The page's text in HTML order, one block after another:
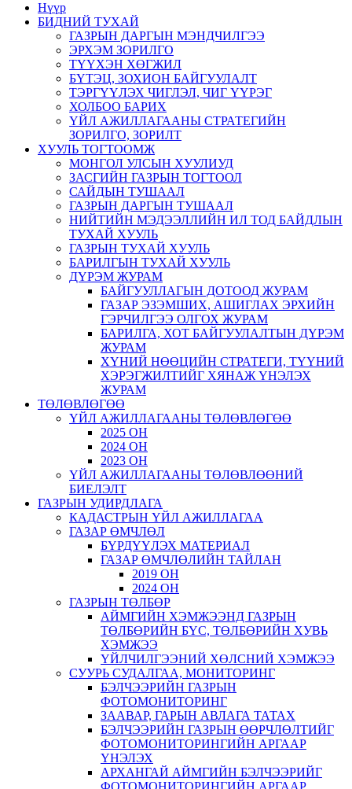
Нүүр
БИДНИЙ ТУХАЙ
ГАЗРЫН ДАРГЫН МЭНДЧИЛГЭЭ
ЭРХЭМ ЗОРИЛГО
ТҮҮХЭН ХӨГЖИЛ
БҮТЭЦ, ЗОХИОН БАЙГУУЛАЛТ
ТЭРГҮҮЛЭХ ЧИГЛЭЛ, ЧИГ ҮҮРЭГ
ХОЛБОО БАРИХ
ҮЙЛ АЖИЛЛАГААНЫ СТРАТЕГИЙН
ЗОРИЛГО, ЗОРИЛТ
ХУУЛЬ ТОГТООМЖ
МОНГОЛ УЛСЫН ХУУЛИУД
ЗАСГИЙН ГАЗРЫН ТОГТООЛ
САЙДЫН ТУШААЛ
ГАЗРЫН ДАРГЫН ТУШААЛ
НИЙТИЙН МЭДЭЭЛЛИЙН ИЛ ТОД БАЙДЛЫН
ТУХАЙ ХУУЛЬ
ГАЗРЫН ТУХАЙ ХУУЛЬ
БАРИЛГЫН ТУХАЙ ХУУЛЬ
ДҮРЭМ ЖУРАМ
БАЙГУУЛЛАГЫН ДОТООД ЖУРАМ
ГАЗАР ЭЗЭМШИХ, АШИГЛАХ ЭРХИЙН
ГЭРЧИЛГЭЭ ОЛГОХ ЖУРАМ
БАРИЛГА, ХОТ БАЙГУУЛАЛТЫН ДҮРЭМ
ЖУРАМ
ХҮНИЙ НӨӨЦИЙН СТРАТЕГИ, ТҮҮНИЙ
ХЭРЭГЖИЛТИЙГ ХЯНАЖ ҮНЭЛЭХ
ЖУРАМ
ТӨЛӨВЛӨГӨӨ
ҮЙЛ АЖИЛЛАГААНЫ ТӨЛӨВЛӨГӨӨ
2025 ОН
2024 ОН
2023 ОН
ҮЙЛ АЖИЛЛАГААНЫ ТӨЛӨВЛӨӨНИЙ
БИЕЛЭЛТ
ГАЗРЫН УДИРДЛАГА
КАДАСТРЫН ҮЙЛ АЖИЛЛАГАА
ГАЗАР ӨМЧЛӨЛ
БҮРДҮҮЛЭХ МАТЕРИАЛ
ГАЗАР ӨМЧЛӨЛИЙН ТАЙЛАН
2019 ОН
2024 ОН
ГАЗРЫН ТӨЛБӨР
АЙМГИЙН ХЭМЖЭЭНД ГАЗРЫН
ТӨЛБӨРИЙН БҮС, ТӨЛБӨРИЙН ХУВЬ
ХЭМЖЭЭ
ҮЙЛЧИЛГЭЭНИЙ ХӨЛСНИЙ ХЭМЖЭЭ
СУУРЬ СУДАЛГАА, МОНИТОРИНГ
БЭЛЧЭЭРИЙН ГАЗРЫН
ФОТОМОНИТОРИНГ
ЗААВАР, ГАРЫН АВЛАГА ТАТАХ
БЭЛЧЭЭРИЙН ГАЗРЫН ӨӨРЧЛӨЛТИЙГ
ФОТОМОНИТОРИНГИЙН АРГААР
ҮНЭЛЭХ
АРХАНГАЙ АЙМГИЙН БЭЛЧЭЭРИЙГ
ФОТОМОНИТОРИНГИЙН АРГААР